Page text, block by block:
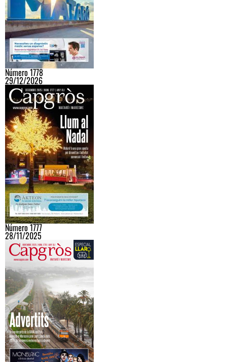
Número 1778
29/12/2026
Número 1777
28/11/2025